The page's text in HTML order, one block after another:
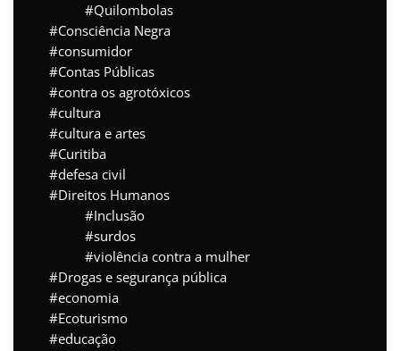
Quilombolas
Consciência Negra
consumidor
Contas Públicas
contra os agrotóxicos
cultura
cultura e artes
Curitiba
defesa civil
Direitos Humanos
Inclusão
surdos
violência contra a mulher
Drogas e segurança pública
economia
Ecoturismo
educação